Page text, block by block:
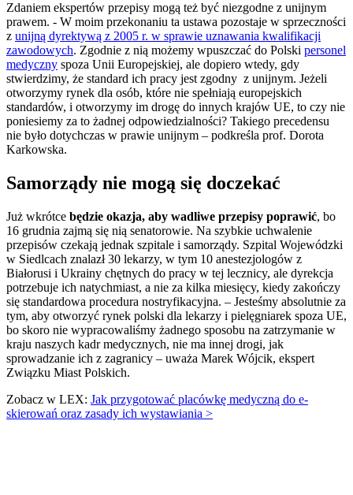
Zdaniem ekspertów przepisy mogą też być niezgodne z unijnym
prawem. - W moim przekonaniu ta ustawa pozostaje w sprzeczności
z unijną dyrektywą z 2005 r. w sprawie uznawania kwalifikacji
zawodowych. Zgodnie z nią możemy wpuszczać do Polski personel
medyczny spoza Unii Europejskiej, ale dopiero wtedy, gdy
stwierdzimy, że standard ich pracy jest zgodny z unijnym. Jeżeli
otworzymy rynek dla osób, które nie spełniają europejskich
standardów, i otworzymy im drogę do innych krajów UE, to czy nie
poniesiemy za to żadnej odpowiedzialności? Takiego precedensu
nie było dotychczas w prawie unijnym – podkreśla prof. Dorota
Karkowska.
Samorządy nie mogą się doczekać
Już wkrótce będzie okazja, aby wadliwe przepisy poprawić, bo
16 grudnia zajmą się nią senatorowie. Na szybkie uchwalenie
przepisów czekają jednak szpitale i samorządy. Szpital Wojewódzki
w Siedlcach znalazł 30 lekarzy, w tym 10 anestezjologów z
Białorusi i Ukrainy chętnych do pracy w tej lecznicy, ale dyrekcja
potrzebuje ich natychmiast, a nie za kilka miesięcy, kiedy zakończy
się standardowa procedura nostryfikacyjna. – Jesteśmy absolutnie za
tym, aby otworzyć rynek polski dla lekarzy i pielęgniarek spoza UE,
bo skoro nie wypracowaliśmy żadnego sposobu na zatrzymanie w
kraju naszych kadr medycznych, nie ma innej drogi, jak
sprowadzanie ich z zagranicy – uważa Marek Wójcik, ekspert
Związku Miast Polskich.
Zobacz w LEX: Jak przygotować placówkę medyczną do e-
skierowań oraz zasady ich wystawiania >